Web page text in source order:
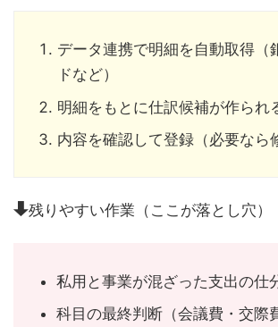
データ連携で明細を自動取得（
ドなど）
明細をもとに仕訳候補が作られ
内容を確認して登録（必要なら
残りやすい作業（ここが落とし穴）
私用と事業が混ざった支出の仕
科目の最終判断（会議費・交際